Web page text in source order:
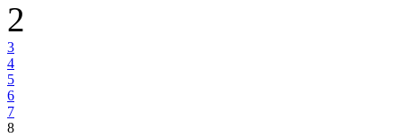
2
3
4
5
6
7
8